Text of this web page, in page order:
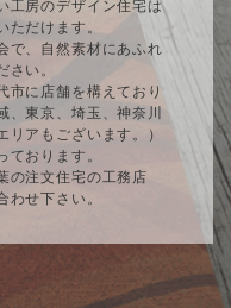
工房のデザイン住宅は
だけます。
で、自然素材にあふれ
い。
市に店舗を構えており
、東京、埼玉、神奈川
アもございます。）
おります。
の注文住宅の工務店
せ下さい。